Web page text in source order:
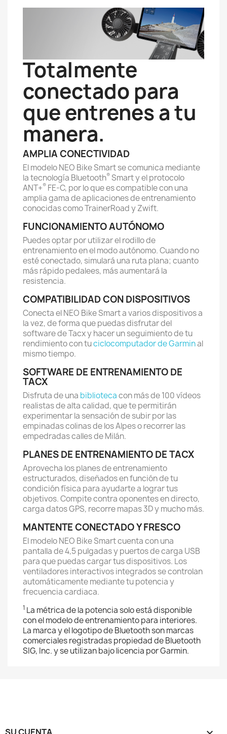
Totalmente
conectado para
que entrenes a tu
manera.
AMPLIA CONECTIVIDAD
El modelo NEO Bike Smart se comunica mediante
la tecnología Bluetooth®Smart y el protocolo
ANT+® FE-C, por lo que es compatible con una
amplia gama de aplicaciones de entrenamiento
conocidas como TrainerRoad y Zwift.
FUNCIONAMIENTO AUTÓNOMO
Puedes optar por utilizar el rodillo de
entrenamiento en el modo autónomo. Cuando no
esté conectado, simulará una ruta plana; cuanto
más rápido pedalees, más aumentará la
resistencia.
COMPATIBILIDAD CON DISPOSITIVOS
Conecta el NEO Bike Smart a varios dispositivos a
la vez, de forma que puedas disfrutar del
software de Tacx y hacer un seguimiento de tu
rendimiento con tuciclocomputador de Garminal
mismo tiempo.
SOFTWARE DE ENTRENAMIENTO DE
TACX
Disfruta de una bibliotecacon más de 100 vídeos
realistas de alta calidad, que te permitirán
experimentar la sensación de subir por las
empinadas colinas de los Alpes o recorrer las
empedradas calles de Milán.
PLANES DE ENTRENAMIENTO DE TACX
Aprovecha los planes de entrenamiento
estructurados, diseñados en función de tu
condición física para ayudarte a lograr tus
objetivos. Compite contra oponentes en directo,
carga datos GPS, recorre mapas 3D y mucho más.
MANTENTE CONECTADO Y FRESCO
El modelo NEO Bike Smart cuenta con una
pantalla de 4,5 pulgadas y puertos de carga USB
para que puedas cargar tus dispositivos. Los
ventiladores interactivos integrados se controlan
automáticamente mediante tu potencia y
frecuencia cardiaca.
1 La métrica de la potencia solo está disponible
con el modelo de entrenamiento para interiores.
La marca y el logotipo de Bluetooth son marcas
comerciales registradas propiedad de Bluetooth
SIG, Inc. y se utilizan bajo licencia por Garmin.
SU CUENTA